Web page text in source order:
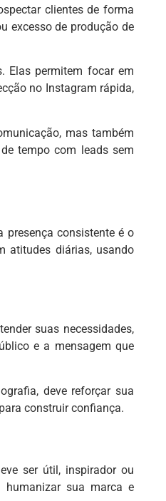
clientes de forma
excesso de produção de
Elas permitem focar em
no Instagram rápida,
mas também
tempo com leads sem
presença consistente é o
atitudes diárias, usando
suas necessidades,
e a mensagem que
deve reforçar sua
construir confiança.
ser útil, inspirador ou
humanizar sua marca e